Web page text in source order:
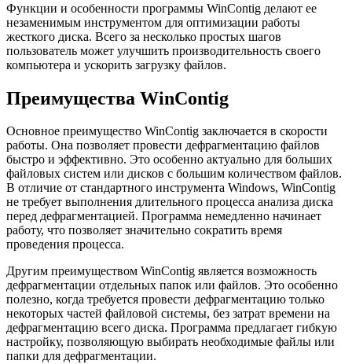
Функции и особенности программы WinContig делают ее
незаменимым инструментом для оптимизации работы
жесткого диска. Всего за несколько простых шагов
пользователь может улучшить производительность своего
компьютера и ускорить загрузку файлов.
Преимущества WinContig
Основное преимущество WinContig заключается в скорости
работы. Она позволяет провести дефрагментацию файлов
быстро и эффективно. Это особенно актуально для больших
файловых систем или дисков с большим количеством файлов.
В отличие от стандартного инструмента Windows, WinContig
не требует выполнения длительного процесса анализа диска
перед дефрагментацией. Программа немедленно начинает
работу, что позволяет значительно сократить время
проведения процесса.
Другим преимуществом WinContig является возможность
дефрагментации отдельных папок или файлов. Это особенно
полезно, когда требуется провести дефрагментацию только
некоторых частей файловой системы, без затрат времени на
дефрагментацию всего диска. Программа предлагает гибкую
настройку, позволяющую выбирать необходимые файлы или
папки для дефрагментации.